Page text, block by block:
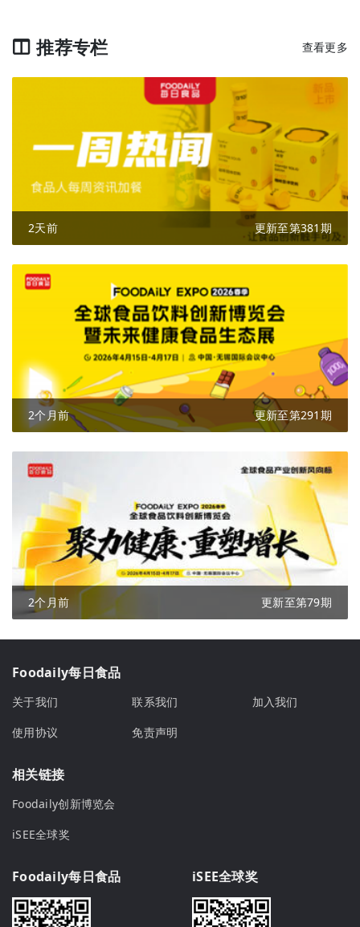
推荐专栏 查看更多
2天前 更新至第381期
2个月前 更新至第291期
2个月前 更新至第79期
Foodaily每日食品
关于我们 联系我们
加入我们
使用协议
免责声明
相关链接
Foodaily创新博览会
iSEE全球奖
Foodaily每日食品 iSEE全球奖